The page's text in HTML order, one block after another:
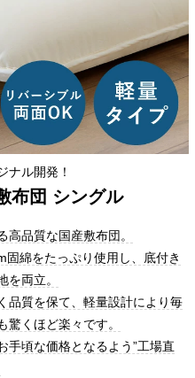
ナル開発！
布団 シングル
品質な国産敷布団。
綿をたっぷり使用し、底付き
を両立。
品質を保て、軽量設計により毎
驚くほど楽々です。
手頃な価格となるよう”工場直